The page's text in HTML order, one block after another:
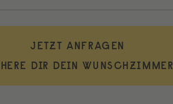
JETZT ANFRAGEN
DIR DEIN WUNSCHZIMMER